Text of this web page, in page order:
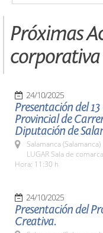
Próximas
corporativa
24/10/2025
Presentación del
Provincial de
Diputación de
Salamanca (Salamanca)
LUGAR Sala de
Hora: 11:30 h
24/10/2025
Presentación del
Creativa.